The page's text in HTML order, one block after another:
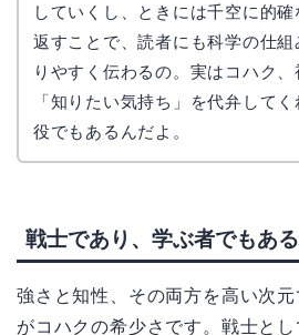
していくし、ときには千空に的確
返すことで、読者にも科学の仕組
りやすく伝わるの。実はコハク、
「知りたい気持ち」を代弁して
役でもあるんだよ。
戦士であり、学ぶ者でもあ
強さと知性、その両方を高い次
がコハクの希少さです。戦士と